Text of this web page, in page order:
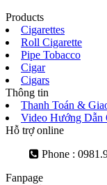
Products
Cigarettes
Roll Cigarette
Pipe Tobacco
Cigar
Cigars
Thông tin
Thanh Toán &
Video Hướng Dẫn
Hỗ trợ online
Phone :
Fanpage